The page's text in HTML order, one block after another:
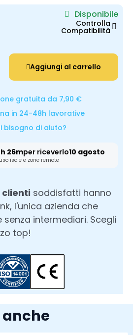
Disponibile
Controlla
Compatibilità
Aggiungi al carrello
gratuita da 7,90 €
in 24-48h lavorative
bisogno di aiuto?
26mper riceverlo10 agosto
isole e zone remote
clienti soddisfatti hanno
l'unica azienda che
intermediari. Scegli
top!